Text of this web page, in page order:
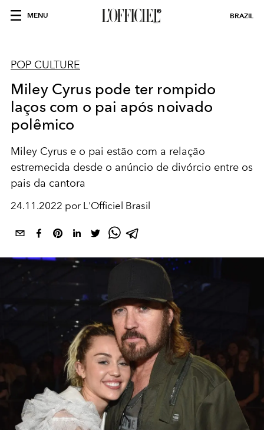
MENU BRAZIL
POP CULTURE
Miley Cyrus pode ter rompido
laços com o pai após noivado
polêmico
Miley Cyrus e o pai estão com a relação
estremecida desde o anúncio de divórcio entre os
pais da cantora
24.11.2022 por L'Officiel Brasil